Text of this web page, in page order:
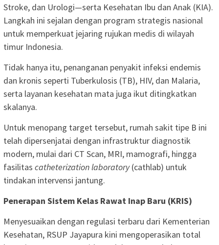
Stroke, dan Urologi—serta Kesehatan Ibu dan Anak (KIA).
Langkah ini sejalan dengan program strategis nasional
untuk memperkuat jejaring rujukan medis di wilayah
timur Indonesia.
Tidak hanya itu, penanganan penyakit infeksi endemis
dan kronis seperti Tuberkulosis (TB), HIV, dan Malaria,
serta layanan kesehatan mata juga ikut ditingkatkan
skalanya.
Untuk menopang target tersebut, rumah sakit tipe B ini
telah dipersenjatai dengan infrastruktur diagnostik
modern, mulai dari CT Scan, MRI, mamografi, hingga
fasilitas catheterization laboratory(cathlab) untuk
tindakan intervensi jantung.
Penerapan Sistem Kelas Rawat Inap Baru (KRIS)
Menyesuaikan dengan regulasi terbaru dari Kementerian
Kesehatan, RSUP Jayapura kini mengoperasikan total